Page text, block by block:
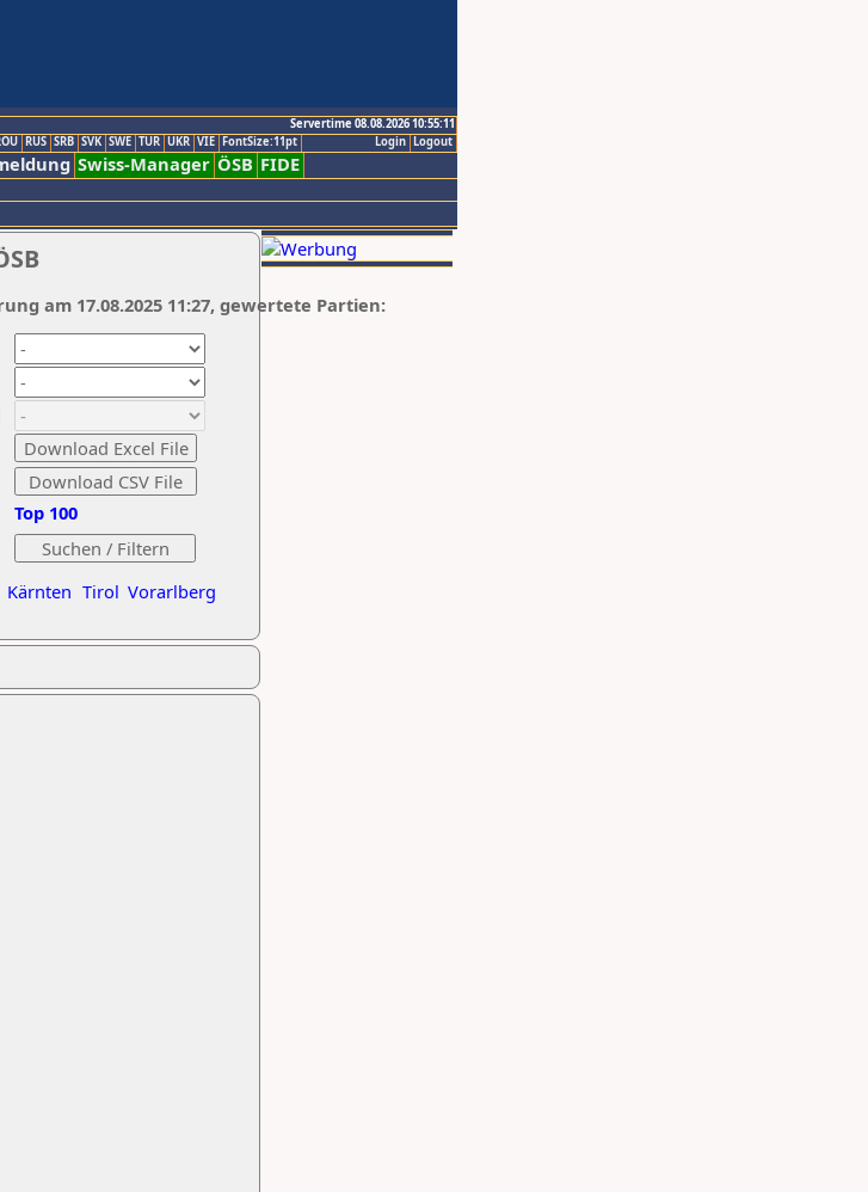
Servertime 08.08.2026 10:55:11
Logout
Login
RUS SRB SVK SWE TUR UKR VIE FontSize:11pt
Swiss-Manager ÖSB FIDE
Kärnten Tirol Vorarlberg
Top 100
am 17.08.2025 11:27, gewertete Partien: